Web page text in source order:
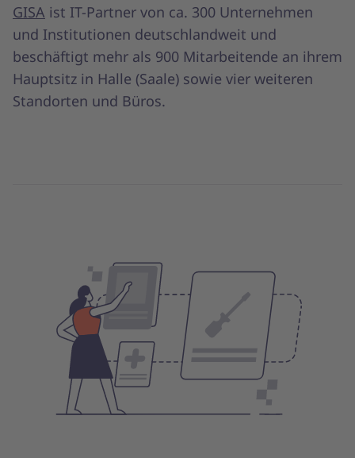
GISA ist IT-Partner von ca. 300 Unternehmen
und Institutionen deutschlandweit und
beschäftigt mehr als 900 Mitarbeitende an ihrem
Hauptsitz in Halle (Saale) sowie vier weiteren
Standorten und Büros.